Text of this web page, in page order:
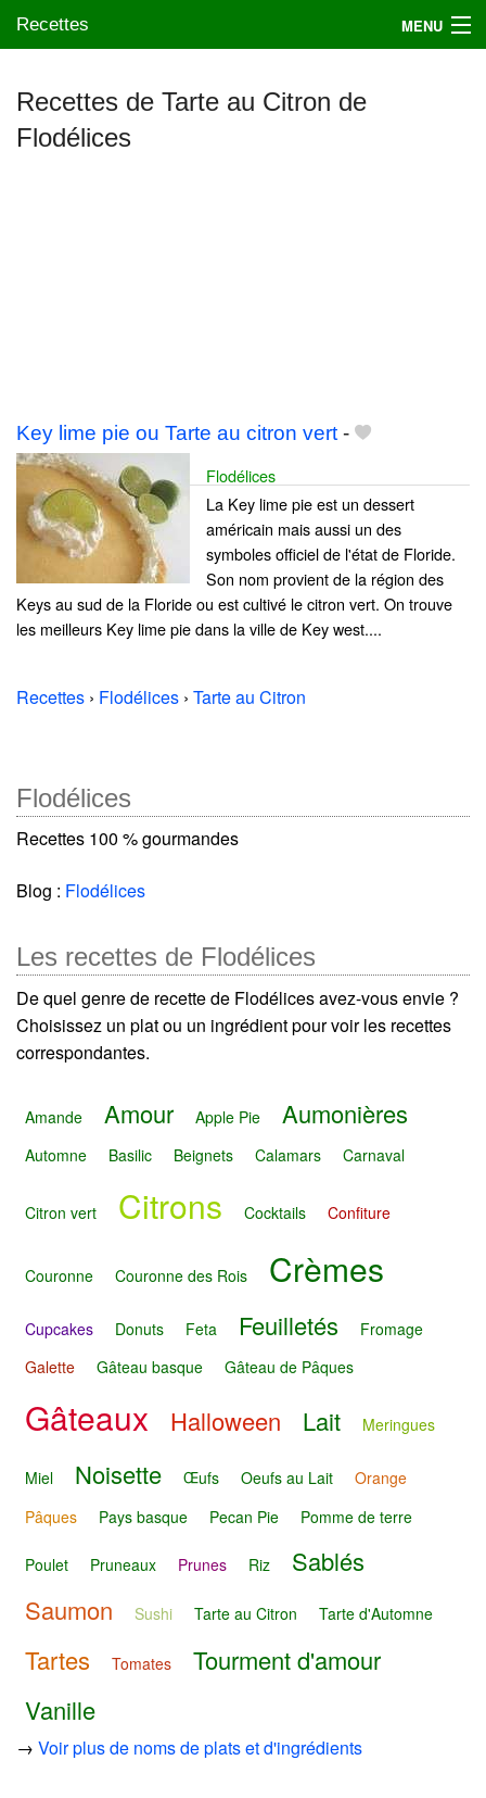
Recettes MENU
Mes blogs préférés
Recettes de Tarte au Citron de
Flodélices
Key lime pie ou Tarte au citron vert -
Flodélices
La Key lime pie est un dessert
américain mais aussi un des
symboles officiel de l'état de Floride.
Son nom provient de la région des
Keys au sud de la Floride ou est cultivé le citron vert. On trouve
les meilleurs Key lime pie dans la ville de Key west....
Recettes › Flodélices › Tarte au Citron
Flodélices
Recettes 100 % gourmandes
Blog : Flodélices
Les recettes de Flodélices
De quel genre de recette de Flodélices avez-vous envie ?
Choisissez un plat ou un ingrédient pour voir les recettes
correspondantes.
Amande Amour Apple Pie Aumonières
Automne Basilic Beignets Calamars Carnaval
Citron vert Citrons Cocktails Confiture
Couronne Couronne des Rois Crèmes
Cupcakes Donuts Feta Feuilletés
Fromage
Galette
Gâteau basque Gâteau de Pâques
Gâteaux Halloween Lait Meringues
Miel Noisette Œufs Oeufs au Lait
Orange
Pâques
Pays basque Pecan Pie Pomme de terre
Poulet Pruneaux Prunes Riz
Sablés
Saumon
Sushi Tarte au Citron Tarte d'Automne
Tartes Tomates
Tourment d'amour
Vanille
→ Voir plus de noms de plats et d'ingrédients